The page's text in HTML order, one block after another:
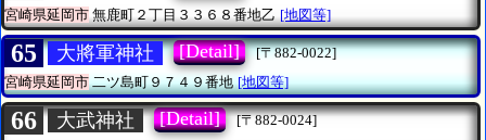
宮崎県延岡市 無鹿町２丁目３３６８番地乙 [地図等]
65 大將軍神社 [Detail]
[〒882-0022]
宮崎県延岡市二ツ島町９７４９番地 [地図等]
66 大武神社 [Detail]
[〒882-0024]